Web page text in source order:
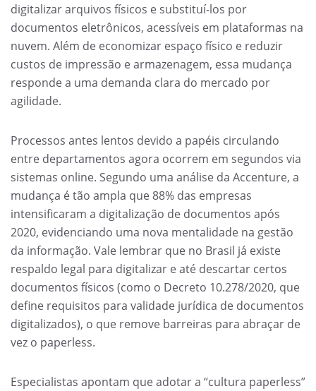
digitalizar arquivos físicos e substituí-los por
documentos eletrônicos, acessíveis em plataformas na
nuvem. Além de economizar espaço físico e reduzir
custos de impressão e armazenagem, essa mudança
responde a uma demanda clara do mercado por
agilidade.
Processos antes lentos devido a papéis circulando
entre departamentos agora ocorrem em segundos via
sistemas online. Segundo uma análise da Accenture, a
mudança é tão ampla que 88% das empresas
intensificaram a digitalização de documentos após
2020, evidenciando uma nova mentalidade na gestão
da informação. Vale lembrar que no Brasil já existe
respaldo legal para digitalizar e até descartar certos
documentos físicos (como o Decreto 10.278/2020, que
define requisitos para validade jurídica de documentos
digitalizados), o que remove barreiras para abraçar de
vez o paperless.
Especialistas apontam que adotar a “cultura paperless”